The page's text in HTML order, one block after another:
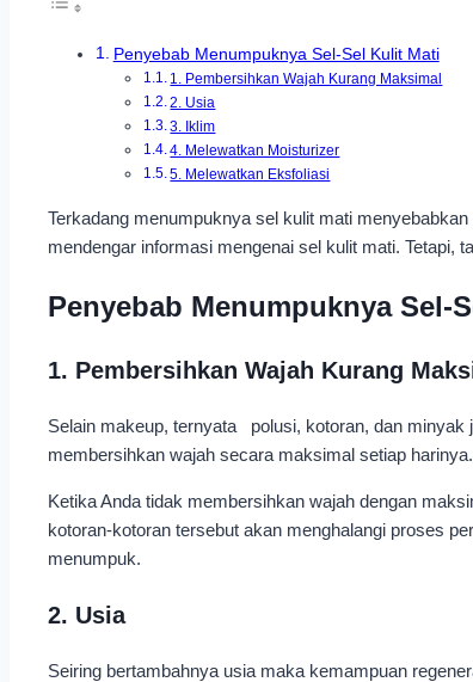
Penyebab Menumpuknya Sel-Sel Kulit Mati
1. Pembersihkan Wajah Kurang Maksimal
2. Usia
3. Iklim
4. Melewatkan Moisturizer
5. Melewatkan Eksfoliasi
Terkadang menumpuknya sel kulit mati
mendengar informasi mengenai sel kulit mati. Tetapi,
Penyebab Menumpuknya Sel-
1. Pembersihkan Wajah Kurang
Selain makeup, ternyata polusi, kotoran, dan minyak
membersihkan wajah secara maksimal setiap harinya.
Ketika Anda tidak membersihkan wajah dengan
kotoran-kotoran tersebut akan menghalangi proses
menumpuk.
2. Usia
Seiring bertambahnya usia maka kemampuan